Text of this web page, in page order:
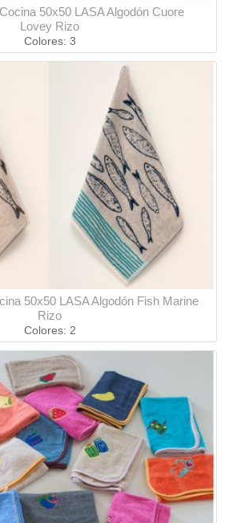
50x50 LASA Algodón Cuore
Lovey Rizo
Colores: 3
50x50 LASA Algodón Fish Marine
Rizo
Colores: 2